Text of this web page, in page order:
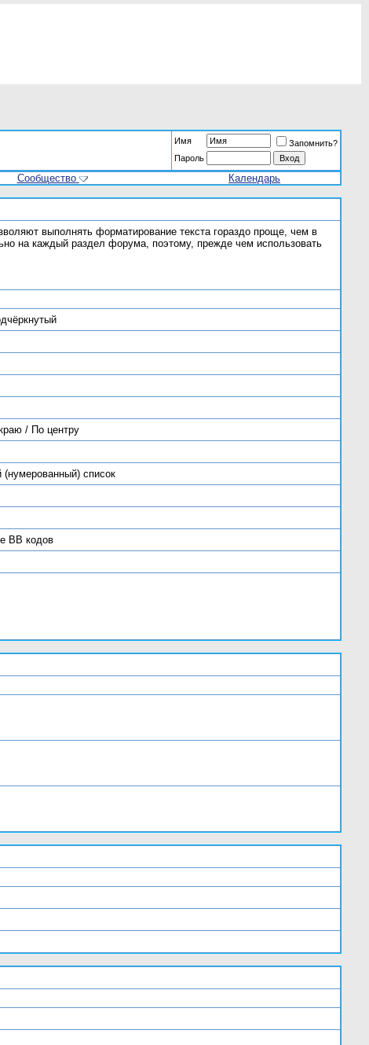
Имя
Запомнить?
Пароль
Сообщество Календарь
выполнять форматирование текста гораздо проще, чем в
на каждый раздел форума, поэтому, прежде чем использовать
/ По центру
список
BB кодов